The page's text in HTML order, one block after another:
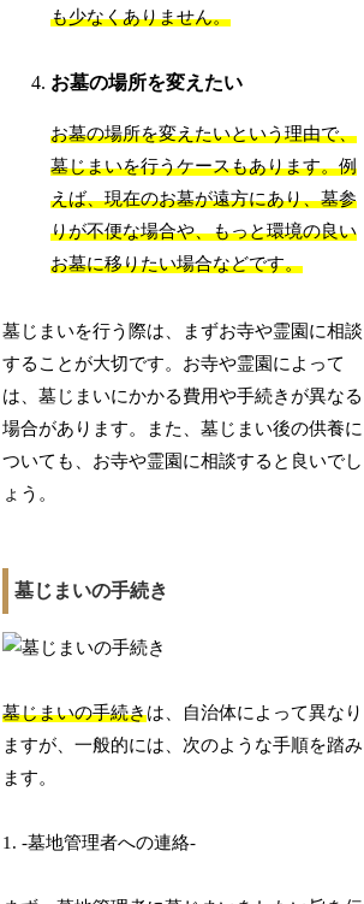
も少なくありません。
お墓の場所を変えたい
お墓の場所を変えたいという理由で、
墓じまいを行うケースもあります。例
えば、現在のお墓が遠方にあり、墓参
りが不便な場合や、もっと環境の良い
お墓に移りたい場合などです。
墓じまいを行う際は、まずお寺や霊園に相談
することが大切です。お寺や霊園によって
は、墓じまいにかかる費用や手続きが異なる
場合があります。また、墓じまい後の供養に
ついても、お寺や霊園に相談すると良いでし
ょう。
墓じまいの手続き
墓じまいの手続きは、自治体によって異なり
ますが、一般的には、次のような手順を踏み
ます。
1. -墓地管理者への連絡-